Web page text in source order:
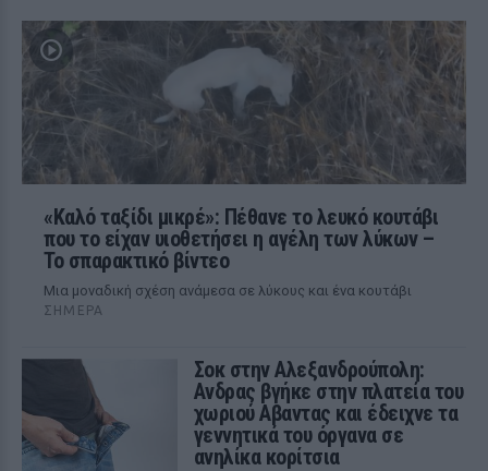
«Καλό ταξίδι μικρέ»: Πέθανε το λευκό κουτάβι
που το είχαν υιοθετήσει η αγέλη των λύκων –
Το σπαρακτικό βίντεο
Μια μοναδική σχέση ανάμεσα σε λύκους και ένα κουτάβι
ΣΉΜΕΡΑ
Σοκ στην Αλεξανδρούπολη:
Ανδρας βγήκε στην πλατεία του
χωριού Αβαντας και έδειχνε τα
γεννητικά του όργανα σε
ανηλίκα κορίτσια